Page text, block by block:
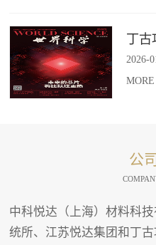
丁古
2026-
MORE
公
中科悦达（上海）材料科
统所、江苏悦达集团和丁